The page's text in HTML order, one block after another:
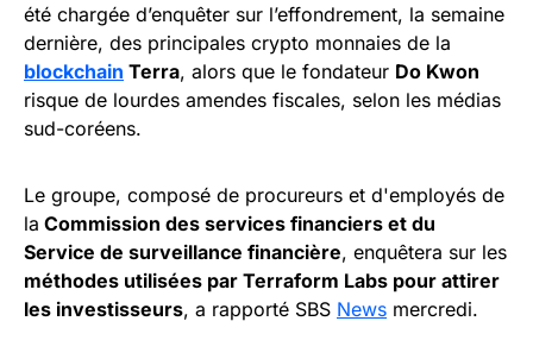
été chargée d’enquêter sur l’effondrement, la semaine
dernière, des principales crypto monnaies de la
blockchain Terra, alors que le fondateur Do Kwon
risque de lourdes amendes fiscales, selon les médias
sud-coréens.
Le groupe, composé de procureurs et d'employés de
la Commission des services financiers et du
Service de surveillance financière, enquêtera sur les
méthodes utilisées par Terraform Labs pour attirer
les investisseurs, a rapporté SBS News mercredi.